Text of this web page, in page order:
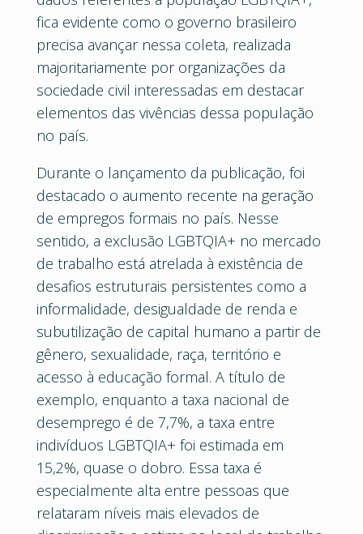
fica evidente como o governo brasileiro
precisa avançar nessa coleta, realizada
majoritariamente por organizações da
sociedade civil interessadas em destacar
elementos das vivências dessa população
no país.
Durante o lançamento da publicação, foi
destacado o aumento recente na geração
de empregos formais no país. Nesse
sentido, a exclusão LGBTQIA+ no mercado
de trabalho está atrelada à existência de
desafios estruturais persistentes como a
informalidade, desigualdade de renda e
subutilização de capital humano a partir de
gênero, sexualidade, raça, território e
acesso à educação formal. A título de
exemplo, enquanto a taxa nacional de
desemprego é de 7,7%, a taxa entre
indivíduos LGBTQIA+ foi estimada em
15,2%, quase o dobro. Essa taxa é
especialmente alta entre pessoas que
relataram níveis mais elevados de